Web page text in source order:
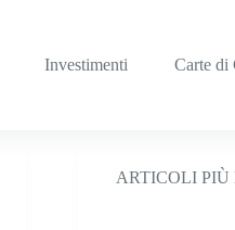
Investimenti Carte di
ARTICOLI PIÙ